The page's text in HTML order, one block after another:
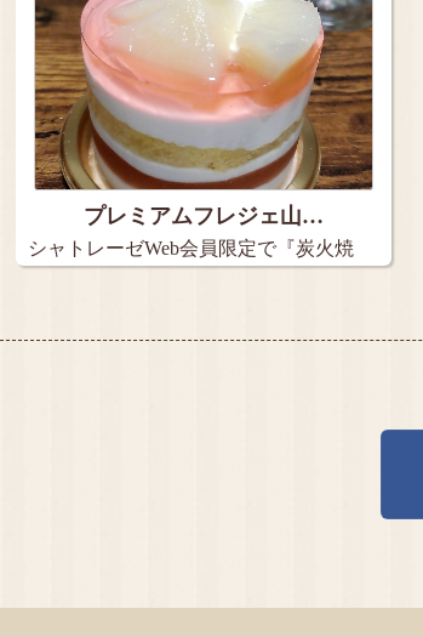
プレミアムフレジェ山…
シャトレーゼWeb会員限定で『炭火焼